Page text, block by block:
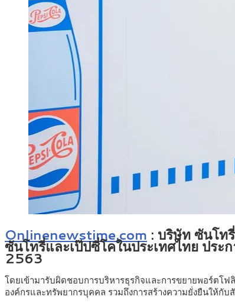
Onlinenewstime.com : บริษัท ซันโท
ซันโทรี่และเป๊ปซี่โคในประเทศไทย ปร
2563
โดยเข้ามารับผิดชอบการบริหารธุรกิจและการขยายพอร์ตโ
องค์กรและทรัพยากรบุคคล รวมถึงการสร้างความยั่งยืนให้กั